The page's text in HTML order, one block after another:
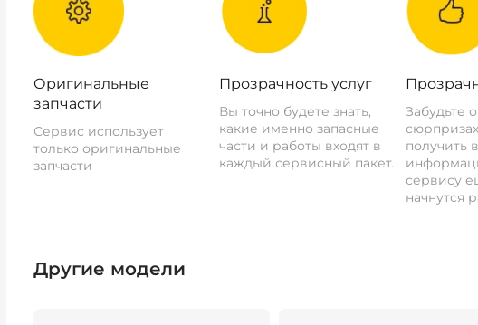
Оригинальные
запчасти
Сервис использует
только оригинальные
запчасти
Прозрачность услуг
Вы точно будете знать,
какие именно запасные
части и работы входят в
каждый сервисный пакет.
Забудьте
получить
сервису
начнутся
Другие модели